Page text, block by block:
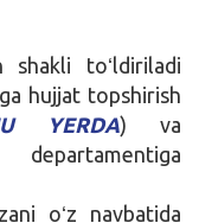
shakli toʻldiriladi
hujjat topshirish
YERDA) va
oʻz navbatida